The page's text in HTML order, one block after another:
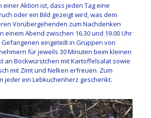
einer Aktion ist, dass jeden Tag eine
oder ein Bild gezeigt wird, was dem
Vorübergehenden zum Nachdenken
einem Abend zwischen 16.30 und 19.00 Uhr
eingeteilt in Gruppen von
für jeweils 30 Minuten beim kleinen
an Bockwürstchen mit Kartoffelsalat sowie
mit Zimt und Nelken erfreuen. Zum
jeder ein Lebkuchenherz geschenkt.